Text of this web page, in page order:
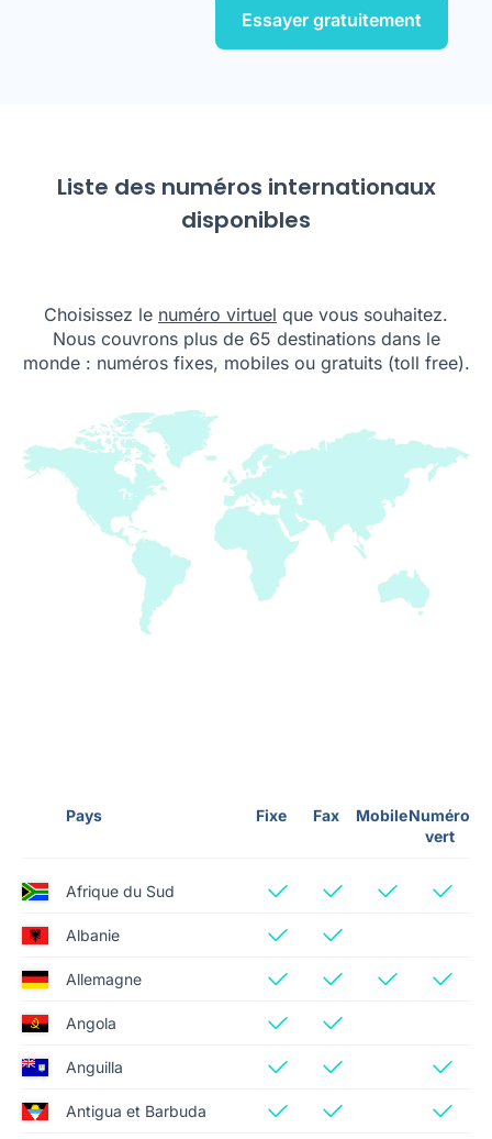
Essayer gratuitement
Liste des numéros internationaux
disponibles
Choisissez le numéro virtuel que vous souhaitez.
Nous couvrons plus de 65 destinations dans le
monde : numéros fixes, mobiles ou gratuits (toll free).
Pays Fixe Fax MobileNuméro
vert
Afrique du Sud
Albanie
Allemagne
Angola
Anguilla
Antigua et Barbuda